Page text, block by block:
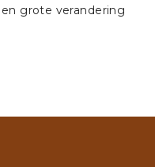
grote verandering